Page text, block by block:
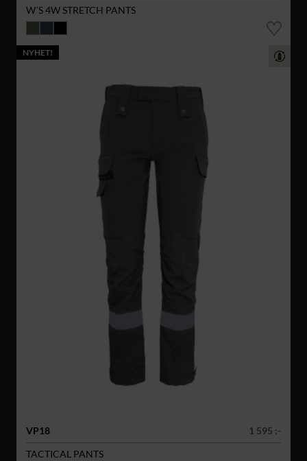
W´S 4W STRETCH PANTS
NYHET!
VP18
1 595 :-
TACTICAL PANTS